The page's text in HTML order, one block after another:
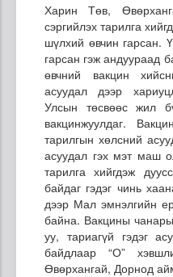
Харин Төв,
сэргийлэх тарилга
шүлхий өвчин гарсан.
гарсан гэж андуураад
өвчний вакцин
асуудал дээр
Улсын төсвөөс жил
вакцинжуулдаг.
тарилгын хөлсний
асуудал гэх мэт маш
тарилга хийгдэж
байдаг гэдэг чинь
дээр Мал эмнэлгийн
байна. Вакцины
уу, тариагүй гэдэг
байдлаар “О”
Өвөрхангай, Дорнод